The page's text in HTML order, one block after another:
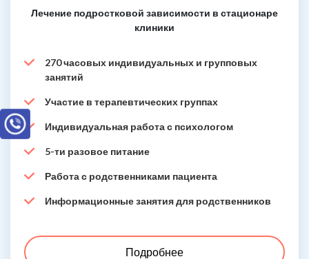
Лечение подростковой зависимости в стационаре
клиники
270 часовых индивидуальных и групповых
занятий
Участие в терапевтических группах
Индивидуальная работа с психологом
5-ти разовое питание
Работа с родственниками пациента
Информационные занятия для родственников
Подробнее